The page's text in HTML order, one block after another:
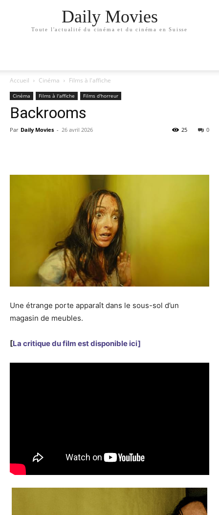
Daily Movies
Toute l'actualité du cinéma et du cinéma en Suisse
Accueil Cinéma Films à l'affiche
Cinéma Films à l'affiche Films d'horreur
Backrooms
Par Daily Movies - 26 avril 2026 0
25
Une étrange porte apparaît dans le sous-sol d’un
magasin de meubles.
[La critique du film est disponible ici]